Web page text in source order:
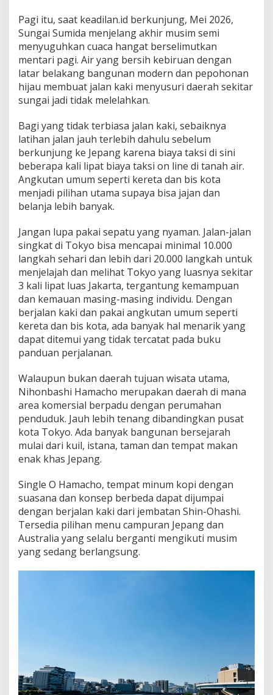
Pagi itu, saat keadilan.id berkunjung, Mei 2026,
Sungai Sumida menjelang akhir musim semi
menyuguhkan cuaca hangat berselimutkan
mentari pagi. Air yang bersih kebiruan dengan
latar belakang bangunan modern dan pepohonan
hijau membuat jalan kaki menyusuri daerah sekitar
sungai jadi tidak melelahkan.
Bagi yang tidak terbiasa jalan kaki, sebaiknya
latihan jalan jauh terlebih dahulu sebelum
berkunjung ke Jepang karena biaya taksi di sini
beberapa kali lipat biaya taksi on line di tanah air.
Angkutan umum seperti kereta dan bis kota
menjadi pilihan utama supaya bisa jajan dan
belanja lebih banyak.
Jangan lupa pakai sepatu yang nyaman. Jalan-jalan
singkat di Tokyo bisa mencapai minimal 10.000
langkah sehari dan lebih dari 20.000 langkah untuk
menjelajah dan melihat Tokyo yang luasnya sekitar
3 kali lipat luas Jakarta, tergantung kemampuan
dan kemauan masing-masing individu. Dengan
berjalan kaki dan pakai angkutan umum seperti
kereta dan bis kota, ada banyak hal menarik yang
dapat ditemui yang tidak tercatat pada buku
panduan perjalanan.
Walaupun bukan daerah tujuan wisata utama,
Nihonbashi Hamacho merupakan daerah di mana
area komersial berpadu dengan perumahan
penduduk. Jauh lebih tenang dibandingkan pusat
kota Tokyo. Ada banyak bangunan bersejarah
mulai dari kuil, istana, taman dan tempat makan
enak khas Jepang.
Single O Hamacho, tempat minum kopi dengan
suasana dan konsep berbeda dapat dijumpai
dengan berjalan kaki dari jembatan Shin-Ohashi.
Tersedia pilihan menu campuran Jepang dan
Australia yang selalu berganti mengikuti musim
yang sedang berlangsung.